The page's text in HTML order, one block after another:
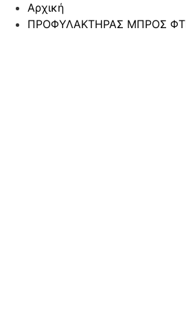
Αρχική
ΠΡΟΦΥΛΑΚΤΗΡΑΣ ΜΠΡΟΣ